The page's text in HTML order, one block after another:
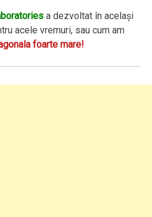
a dezvoltat în acelaşi
acele vremuri, sau cum am
foarte mare!